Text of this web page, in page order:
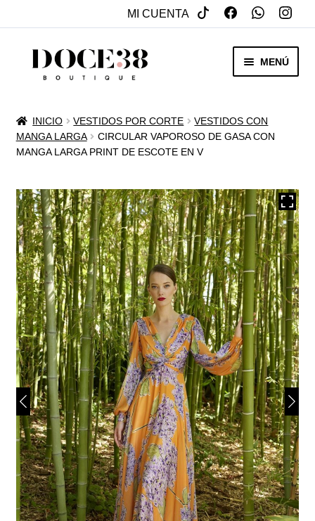
MI CUENTA
SALTAR
MENÚ
VENTA
VESTIDOS DE NOVIA
OTROS
MENÚ
HIJO
ACCESORIOS
INICIO VESTIDOS POR CORTE
VESTIDOS CON
MANGA LARGA
CIRCULAR VAPOROSO DE GASA CON
MANGA LARGA PRINT DE ESCOTE EN V